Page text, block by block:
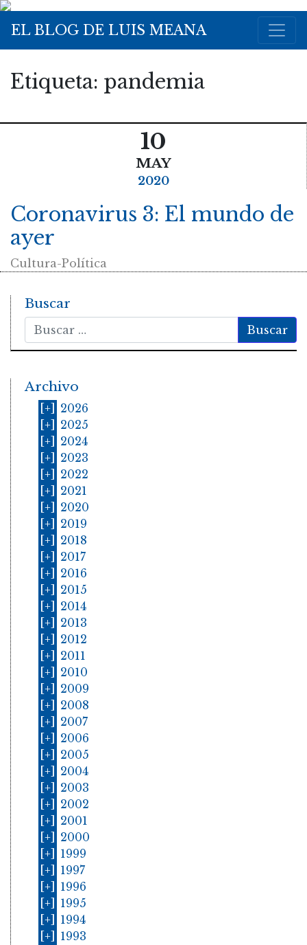
EL BLOG DE LUIS MEANA
Etiqueta: pandemia
10
MAY
2020
Coronavirus 3: El mundo de
ayer
Cultura-Política
Buscar
Buscar
Archivo
[+]
2026
[+]
2025
[+]
2024
[+]
2023
[+]
2022
[+]
2021
[+]
2020
[+]
2019
[+]
2018
[+]
2017
[+]
2016
[+]
2015
[+]
2014
[+]
2013
[+]
2012
[+]
2011
[+]
2010
[+]
2009
[+]
2008
[+]
2007
[+]
2006
[+]
2005
[+]
2004
[+]
2003
[+]
2002
[+]
2001
[+]
2000
[+]
1999
[+]
1997
[+]
1996
[+]
1995
[+]
1994
[+]
1993